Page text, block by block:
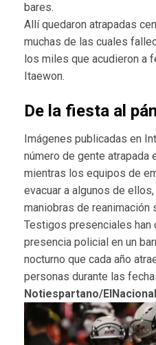
bares.
Allí quedaron atrapadas
muchas de las cuales
los miles que acudieron a
Itaewon.
De la fiesta al
Imágenes publicadas en
número de gente atrapada
mientras los equipos de
evacuar a algunos de
maniobras de reanimación
Testigos presenciales han
presencia policial en un
nocturno que cada año
personas durante las
Notiespartano/ElNacional